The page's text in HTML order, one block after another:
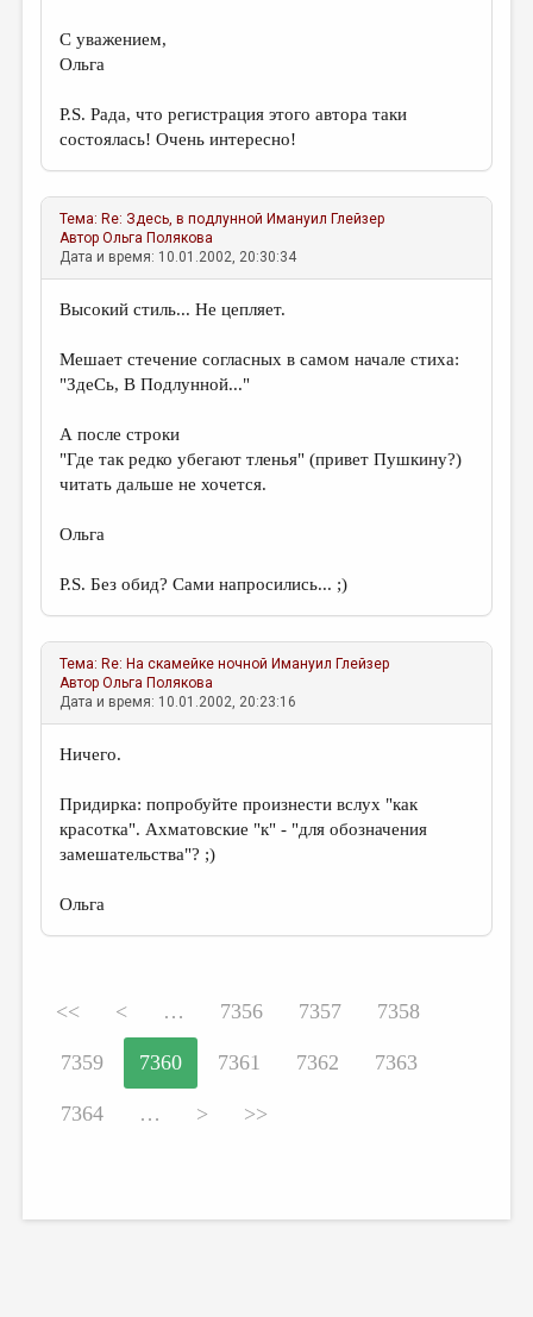
С уважением,
Ольга
P.S. Рада, что регистрация этого автора таки
состоялась! Очень интересно!
Тема: Re: Здесь, в подлунной Имануил Глейзер
АвторОльга Полякова
Дата и время: 10.01.2002, 20:30:34
Высокий стиль... Не цепляет.
Мешает стечение согласных в самом начале стиха:
"ЗдеСь, В Подлунной..."
А после строки
"Где так редко убегают тленья" (привет Пушкину?)
читать дальше не хочется.
Ольга
P.S. Без обид? Сами напросились... ;)
Тема: Re: На скамейке ночной Имануил Глейзер
АвторОльга Полякова
Дата и время: 10.01.2002, 20:23:16
Ничего.
Придирка: попробуйте произнести вслух "как
красотка". Ахматовские "к" - "для обозначения
замешательства"? ;)
Ольга
<< < … 7356 7357 7358
7359 7360 7361 7362 7363
7364 … > >>